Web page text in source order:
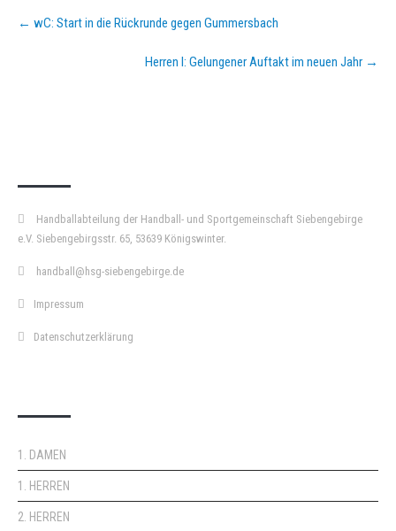
Post
navigation
← wC: Start in die Rückrunde gegen Gummersbach
Herren I: Gelungener Auftakt im neuen Jahr →
Handballabteilung der Handball- und Sportgemeinschaft Siebengebirge
e.V. Siebengebirgsstr. 65, 53639 Königswinter.
handball@hsg-siebengebirge.de
Impressum
Datenschutzerklärung
1. DAMEN
1. HERREN
2. HERREN